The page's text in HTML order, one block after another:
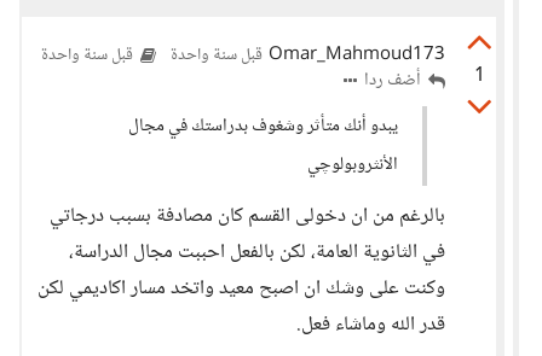
1
Omar_Mahmoud173 قبل سنة واحدة قبل سنة واحدة
أضف ردا
يبدو أنك متأثر وشغوف بدراستك في مجال
الأنثروبولوچي
بالرغم من ان دخولى القسم كان مصادفة بسبب درجاتي
في الثانوية العامة، لكن بالفعل احببت مجال الدراسة،
وكنت على وشك ان اصبح معيد واتخد مسار اكاديمي لكن
قدر الله وماشاء فعل.